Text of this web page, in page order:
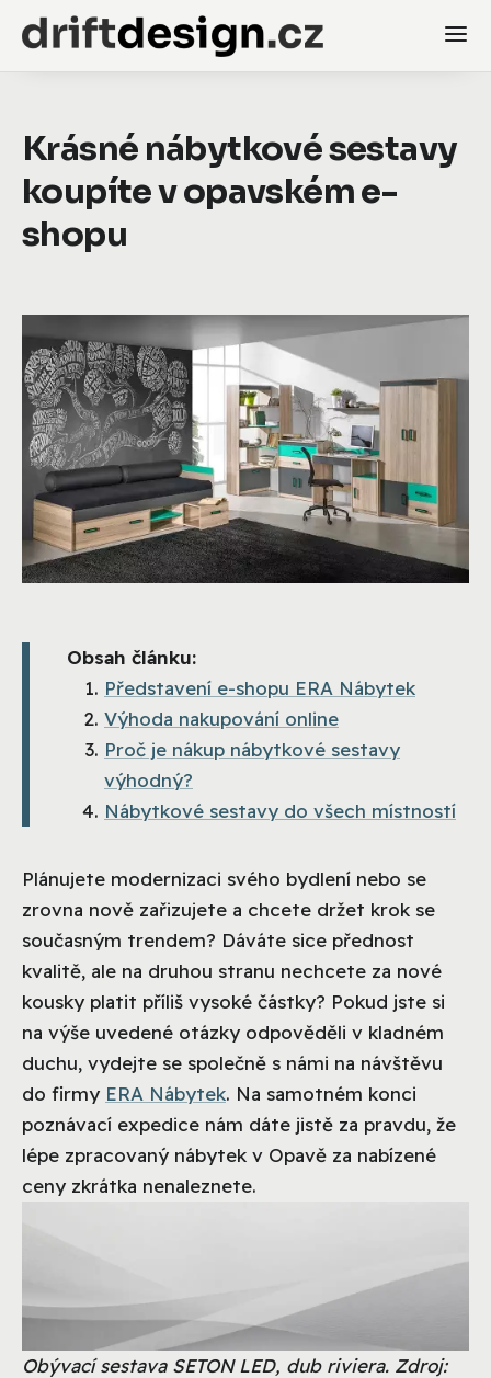
Krásné nábytkové sestavy
koupíte v opavském e-
shopu
Obsah článku:
Představení e-shopu ERA Nábytek
Výhoda nakupování online
Proč je nákup nábytkové sestavy
výhodný?
Nábytkové sestavy do všech místností
Plánujete modernizaci svého bydlení nebo se
zrovna nově zařizujete a chcete držet krok se
současným trendem? Dáváte sice přednost
kvalitě, ale na druhou stranu nechcete za nové
kousky platit příliš vysoké částky? Pokud jste si
na výše uvedené otázky odpověděli v kladném
duchu, vydejte se společně s námi na návštěvu
do firmy ERA Nábytek. Na samotném konci
poznávací expedice nám dáte jistě za pravdu, že
lépe zpracovaný nábytek v Opavě za nabízené
ceny zkrátka nenaleznete.
Obývací sestava SETON LED, dub riviera. Zdroj: